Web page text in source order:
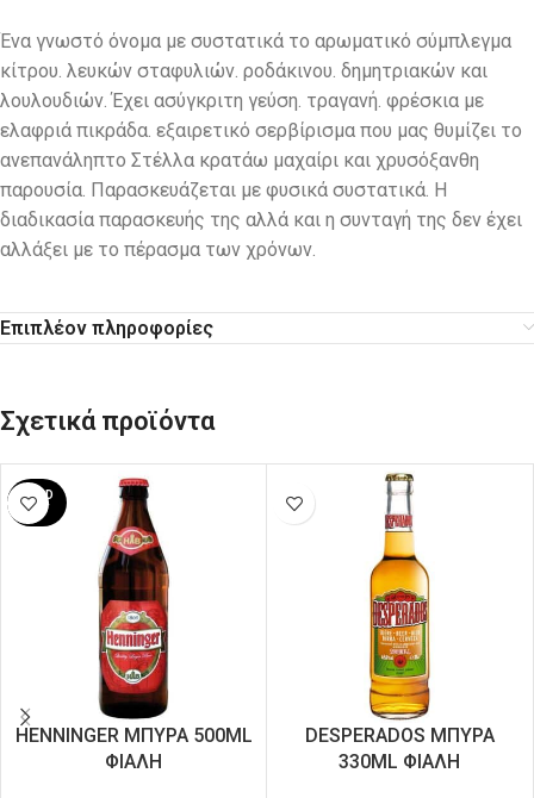
Ένα γνωστό όνομα με συστατικά το αρωματικό σύμπλεγμα
κίτρου. λευκών σταφυλιών. ροδάκινου. δημητριακών και
λουλουδιών. Έχει ασύγκριτη γεύση. τραγανή. φρέσκια με
ελαφριά πικράδα. εξαιρετικό σερβίρισμα που μας θυμίζει το
ανεπανάληπτο Στέλλα κρατάω μαχαίρι και χρυσόξανθη
παρουσία. Παρασκευάζεται με φυσικά συστατικά. H
διαδικασία παρασκευής της αλλά και η συνταγή της δεν έχει
αλλάξει με το πέρασμα των χρόνων.
Επιπλέον πληροφορίες
Σχετικά προϊόντα
SOLD
OUT
HENNINGER ΜΠΥΡΑ 500ML
ΦΙΑΛΗ
DESPERADOS ΜΠΥΡΑ
330ML ΦΙΑΛΗ